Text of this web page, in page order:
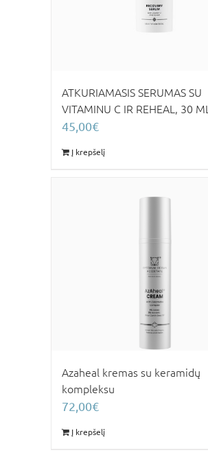
ATKURIAMASIS SERUMAS SU
VITAMINU C IR REHEAL, 30 ML
45,00€
Į krepšelį
Azaheal kremas su keramidų
kompleksu
72,00€
Į krepšelį